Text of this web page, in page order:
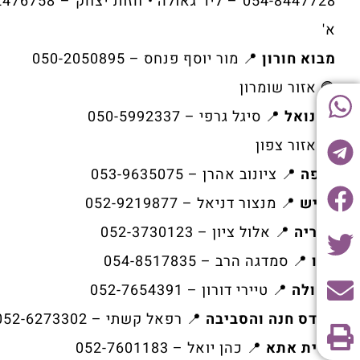
א'
מבוא חורון 📍 מור יוסף פנחס – 050-2050895
🟢 אזור שומרון
עמנואל 📍 סיגל גרפי – 050-5992337
🟢 אזור צפון
חיפה 📍 ציונוב אהרן – 053-9635075
חריש 📍 מנצור דניאל – 052-9219877
טבריה 📍 אלול ציון – 052-3730123
עכו 📍 סמדגה הרב – 054-8517835
עפולה 📍 טיירי דורון – 052-7654391
פרדס חנה והסביבה 📍 רפאל קשתי – 052-6273302
קרית אתא 📍 כהן יואל – 052-7601183